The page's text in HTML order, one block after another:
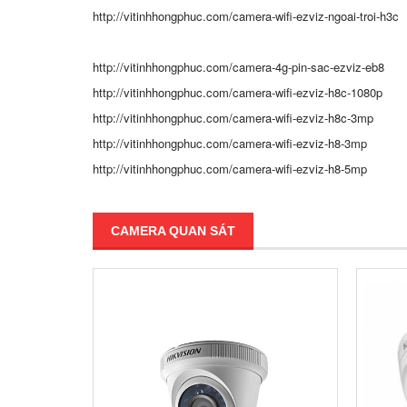
http://vitinhhongphuc.com/camera-wifi-ezviz-ngoai-troi-h3c
http://vitinhhongphuc.com/camera-4g-pin-sac-ezviz-eb8
http://vitinhhongphuc.com/camera-wifi-ezviz-h8c-1080p
http://vitinhhongphuc.com/camera-wifi-ezviz-h8c-3mp
http://vitinhhongphuc.com/camera-wifi-ezviz-h8-3mp
http://vitinhhongphuc.com/camera-wifi-ezviz-h8-5mp
CAMERA QUAN SÁT